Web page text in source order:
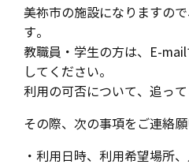
美祢市の施設になりますの
す。
教職員・学生の方は、E-
してください。
利用の可否について、追って
その際、次の事項をご連絡願
・利用日時、利用希望場所